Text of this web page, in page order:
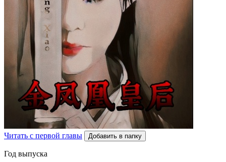
Читать с первой главы Добавить в папку
Год выпуска